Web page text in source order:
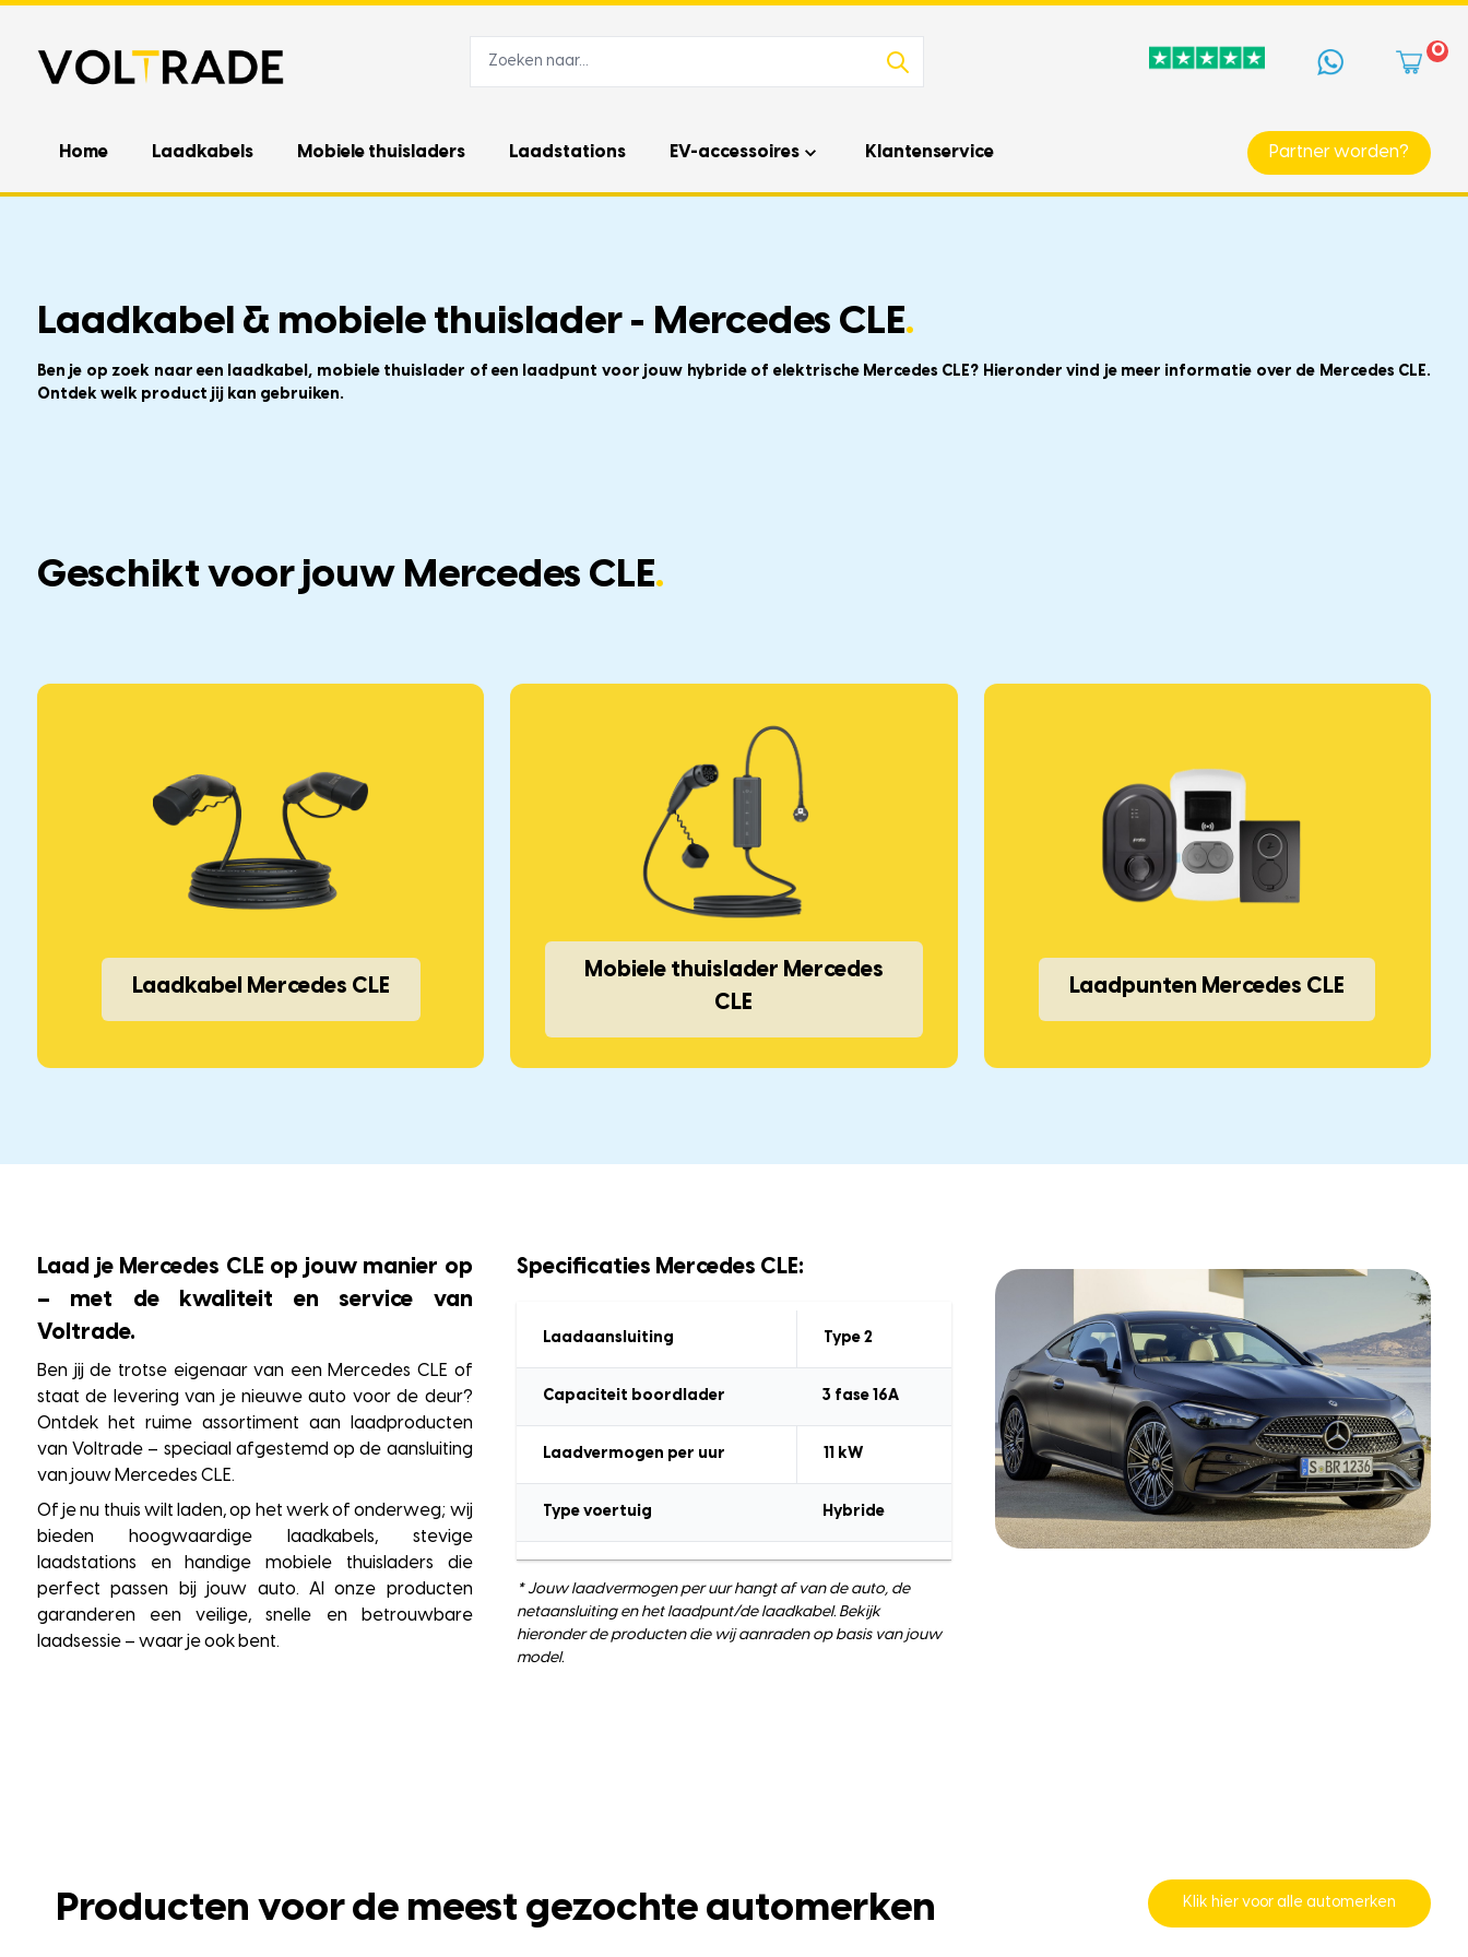
0
Home Laadkabels Mobiele thuisladers Laadstations EV-accessoires Klantenservice Partner worden?
Laadkabel & mobiele thuislader - Mercedes CLE.
Ben je op zoek naar een laadkabel, mobiele thuislader of een laadpunt voor jouw hybride of elektrische Mercedes CLE? Hieronder vind je meer informatie over de Mercedes CLE.
Ontdek welk product jij kan gebruiken.
Geschikt voor jouw Mercedes CLE.
Laadkabel Mercedes CLE
Mobiele thuislader Mercedes
CLE
Laadpunten Mercedes CLE
Laad je Mercedes CLE op jouw manier op
– met de kwaliteit en service van
Voltrade.
Ben jij de trotse eigenaar van een Mercedes CLE of
staat de levering van je nieuwe auto voor de deur?
Ontdek het ruime assortiment aan laadproducten
van Voltrade – speciaal afgestemd op de aansluiting
van jouw Mercedes CLE.
Of je nu thuis wilt laden, op het werk of onderweg; wij
bieden hoogwaardige laadkabels, stevige
laadstations en handige mobiele thuisladers die
perfect passen bij jouw auto. Al onze producten
garanderen een veilige, snelle en betrouwbare
laadsessie – waar je ook bent.
Specificaties Mercedes CLE:
Laadaansluiting Type 2
Capaciteit boordlader 3 fase 16A
Laadvermogen per uur 11 kW
Type voertuig Hybride
* Jouw laadvermogen per uur hangt af van de auto, de
netaansluiting en het laadpunt/de laadkabel. Bekijk
hieronder de producten die wij aanraden op basis van jouw
model.
Producten voor de meest gezochte automerken Klik hier voor alle automerken